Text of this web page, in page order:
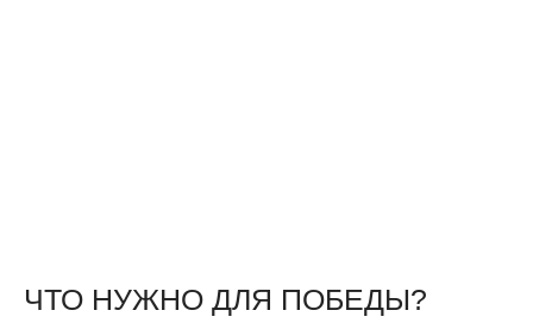
ЧТО НУЖНО ДЛЯ ПОБЕДЫ?